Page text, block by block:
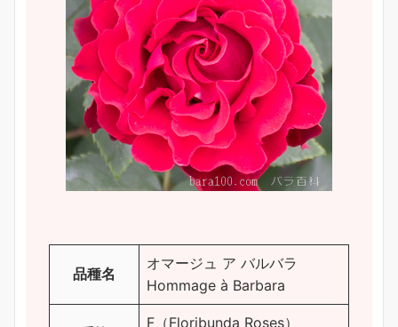
品種名
オマージュ ア バルバラ
Hommage à Barbara
F（Floribunda Roses）